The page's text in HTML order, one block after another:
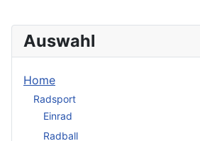
Auswahl
Home
Radsport
Einrad
Radball